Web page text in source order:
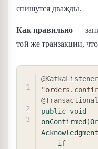
спишутся дважды.
Как правильно —
той же транзакции,
@KafkaListener
@Transactional
public void
onConfirmed (
Acknowledgment
if